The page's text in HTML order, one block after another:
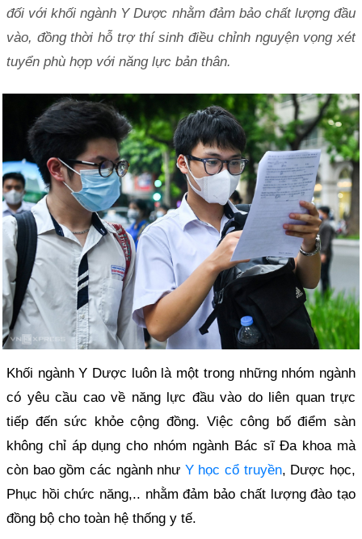
đối với khối ngành Y Dược nhằm đảm bảo chất lượng đầu
vào, đồng thời hỗ trợ thí sinh điều chỉnh nguyện vọng xét
tuyển phù hợp với năng lực bản thân.
Khối ngành Y Dược luôn là một trong những nhóm ngành
có yêu cầu cao về năng lực đầu vào do liên quan trực
tiếp đến sức khỏe cộng đồng. Việc công bố điểm sàn
không chỉ áp dụng cho nhóm ngành Bác sĩ Đa khoa mà
còn bao gồm các ngành như Y học cổ truyền, Dược học,
Phục hồi chức năng,.. nhằm đảm bảo chất lượng đào tạo
đồng bộ cho toàn hệ thống y tế.